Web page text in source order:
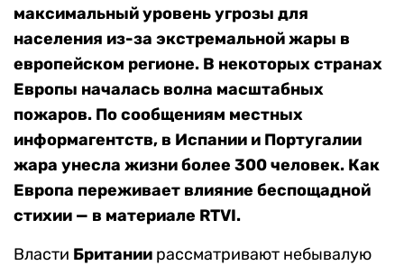
максимальный уровень угрозы для
населения из-за экстремальной жары в
европейском регионе. В некоторых странах
Европы началась волна масштабных
пожаров. По сообщениям местных
информагентств, в Испании и Португалии
жара унесла жизни более 300 человек. Как
Европа переживает влияние беспощадной
стихии — в материале RTVI.
Власти Британии рассматривают небывалую